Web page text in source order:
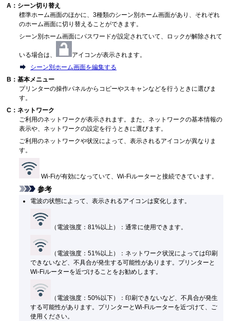
A：シーン切り替え
標準ホーム画面のほかに、3種類のシーン別ホーム画面があり、それぞれ
のホーム画面に切り替えることができます。
シーン別ホーム画面にパスワードが設定されていて、ロックが解除されて
いる場合は、
アイコンが表示されます。
シーン別ホーム画面を編集する
B：基本メニュー
プリンターの操作パネルからコピーやスキャンなどを行うときに選びま
す。
C：ネットワーク
ご利用のネットワークが表示されます。また、ネットワークの基本情報の
表示や、ネットワークの設定を行うときに選びます。
ご利用のネットワークや状況によって、表示されるアイコンが異なりま
す。
Wi-Fiが有効になっていて、Wi-Fiルーターと接続できています。
参考
電波の状態によって、表示されるアイコンは変化します。
（電波強度：81%以上）：通常に使用できます。
（電波強度：51%以上）：ネットワーク状況によっては印刷
できないなど、不具合が発生する可能性があります。プリンターと
Wi-Fiルーターを近づけることをお勧めします。
（電波強度：50%以下）：印刷できないなど、不具合が発生
する可能性があります。プリンターとWi-Fiルーターを近づけて、ご
使用ください。